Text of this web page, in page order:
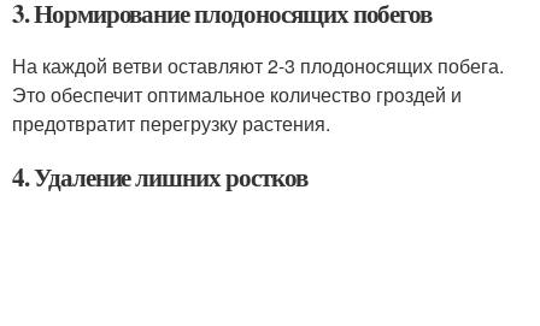
3. Нормирование плодоносящих побегов
На каждой ветви оставляют 2-3 плодоносящих побега.
Это обеспечит оптимальное количество гроздей и
предотвратит перегрузку растения.
4. Удаление лишних ростков